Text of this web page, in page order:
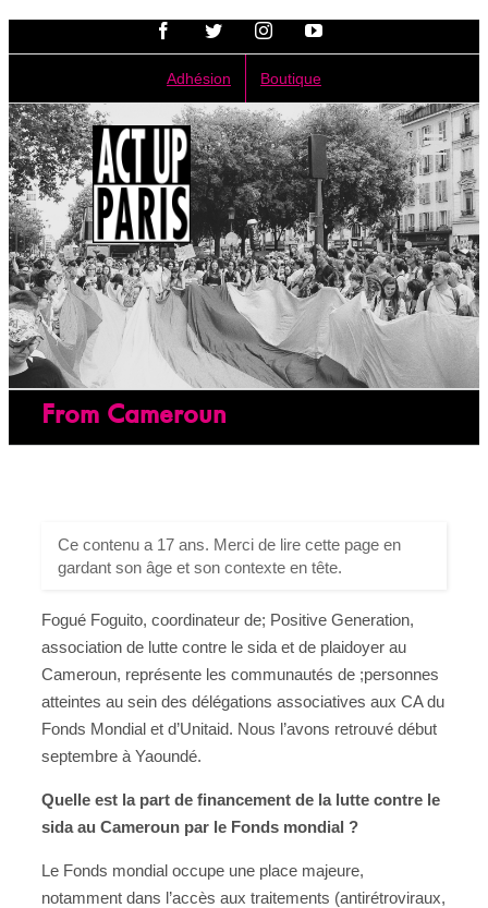
Passer
FacebookTwitterInstagramYouTube
Adhésion Boutique
From Cameroun
Ce contenu a 17 ans. Merci de lire cette page en
gardant son âge et son contexte en tête.
Fogué Foguito, coordinateur de; Positive Generation,
association de lutte contre le sida et de plaidoyer au
Cameroun, représente les communautés de ;personnes
atteintes au sein des délégations associatives aux CA du
Fonds Mondial et d’Unitaid. Nous l’avons retrouvé début
septembre à Yaoundé.
Quelle est la part de financement de la lutte contre le
sida au Cameroun par le Fonds mondial ?
Le Fonds mondial occupe une place majeure,
notamment dans l’accès aux traitements (antirétroviraux,